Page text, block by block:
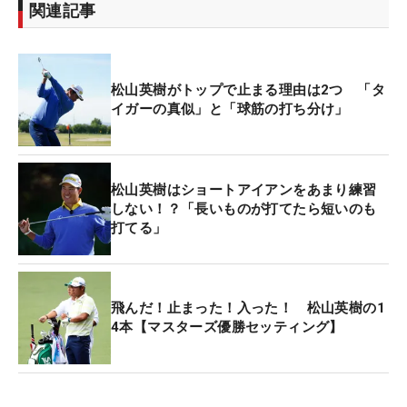
関連記事
松山英樹がトップで止まる理由は2つ 「タ
イガーの真似」と「球筋の打ち分け」
松山英樹はショートアイアンをあまり練習
しない！？「長いものが打てたら短いのも
打てる」
飛んだ！止まった！入った！ 松山英樹の1
4本【マスターズ優勝セッティング】